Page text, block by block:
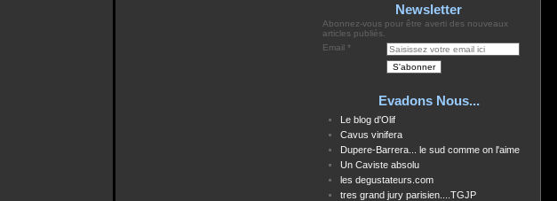
Newsletter
Abonnez-vous pour être averti des nouveaux
articles publiés.
Email
Evadons Nous...
Le blog d'Olif
Cavus vinifera
Dupere-Barrera... le sud comme on l'aime
Un Caviste absolu
les degustateurs.com
tres grand jury parisien....TGJP